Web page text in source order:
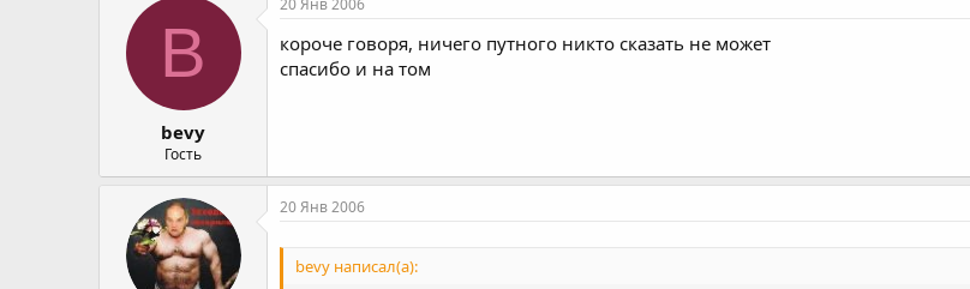
B
bevy
Гость
20 Янв 2006
короче говоря, ничего путного никто сказать не может
спасибо и на том
20 Янв 2006
bevy написал(а):